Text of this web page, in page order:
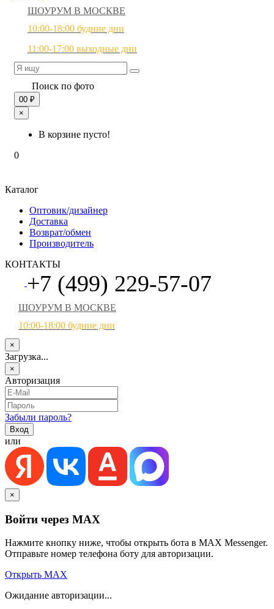
ШОУРУМ В МОСКВЕ
10:00-18:00 будние дни
11:00-17:00 выходные дни
Поиск по фото
00 ₽
×
В корзине пусто!
0
Каталог
Оптовик/дизайнер
Доставка
Возврат/обмен
Производитель
КОНТАКТЫ
+7 (499) 229-57-07
ШОУРУМ В МОСКВЕ
10:00-18:00 будние дни
×
Загрузка...
×
Авторизация
Забыли пароль?
или
×
Войти через MAX
Нажмите кнопку ниже, чтобы открыть бота в MAX Messenger.
Отправьте номер телефона боту для авторизации.
Открыть MAX
Ожидание авторизации...